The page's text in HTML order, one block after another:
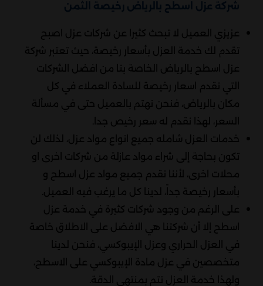
شركة عزل اسطح بالرياض رخيصة الثمن
عزيزي العميل لا تبحث كثيرا عن شركات عزل اصبح
تقدم لك خدمة العزل بأسعار رخيصة، حيث تعتبر شركة
عزل اسطح بالرياض الخاصة بنا من افضل الشركات
التي تقدم اسعار رخيصة للسادة العملاء في كل
مكان بالرياض، فنحن نهتم بالعميل حتى في مسألة
السعر، لهذا نقدم له سعر رخيص جدا.
خدمات العزل شامله جميع انواع مواد عزل، لذلك لن
تكون بحاجة إلى شراء مواد عازلة من شركات اخرى او
محلات اخرى، لأننا نقدم جميع مواد عزل اسطح و
بأسعار رخيصة جداً، لدينا كل ما يرغب فيه العميل.
على الرغم من وجود شركات كثيرة في خدمة عزل
اسطح إلا أن شركتنا هي الافضل على الاطلاق خاصة
في العزل الحراري وعزل الإيبوكسي، فنحن لدينا
متخصصين في عزل مادة الإيبوكسي على الاسطح،
ولهذا خدمة العزل تتم بمنتهى الدقة.